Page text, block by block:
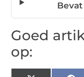
Goed
op: